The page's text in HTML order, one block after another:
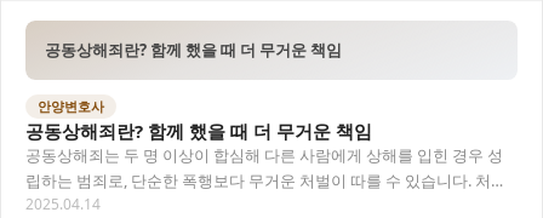
공동상해죄란? 함께 했을 때 더 무거운 책임
안양변호사
공동상해죄란? 함께 했을 때 더 무거운 책임
공동상해죄는 두 명 이상이 합심해 다른 사람에게 상해를 입힌 경우 성
립하는 범죄로, 단순한 폭행보다 무거운 처벌이 따를 수 있습니다. 처벌
수위, 공동정범의 요건, 실제 사례 등을…
2025.04.14